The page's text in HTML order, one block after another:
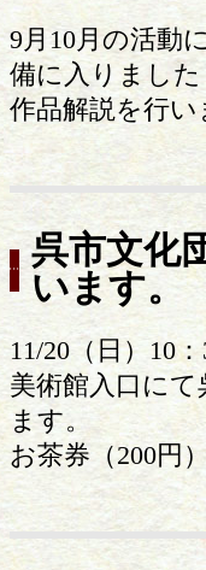
9月10月の活動
備に入りまし
作品解説を行
呉市文化
います。
11/20（日）10
美術館入口に
ます。
お茶券（200円